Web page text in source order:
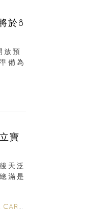
於8
放預
備為
寶
天泛
滿是